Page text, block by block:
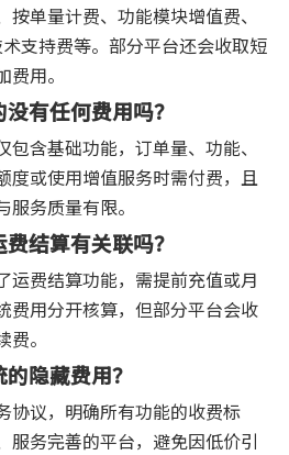
单量计费、功能模块增值费、
支持费等。部分平台还会收取短
用。
有任何费用吗？
含基础功能，订单量、功能、
度或使用增值服务时需付费，且
务质量有限。
结算有关联吗？
运费结算功能，需提前充值或月
费用分开核算，但部分平台会收
。
隐藏费用？
协议，明确所有功能的收费标
服务完善的平台，避免因低价引